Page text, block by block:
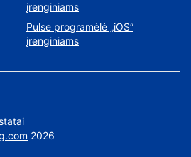
įrenginiams
Pulse programėlė „iOS“
įrenginiams
2026